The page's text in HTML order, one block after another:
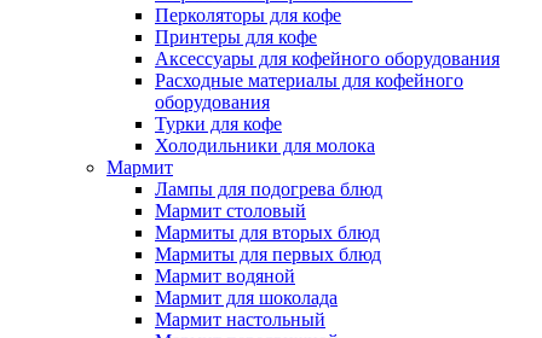
Перколяторы для кофе
Принтеры для кофе
Аксессуары для кофейного оборудования
Расходные материалы для кофейного
оборудования
Турки для кофе
Холодильники для молока
Мармит
Лампы для подогрева блюд
Мармит столовый
Мармиты для вторых блюд
Мармиты для первых блюд
Мармит водяной
Мармит для шоколада
Мармит настольный